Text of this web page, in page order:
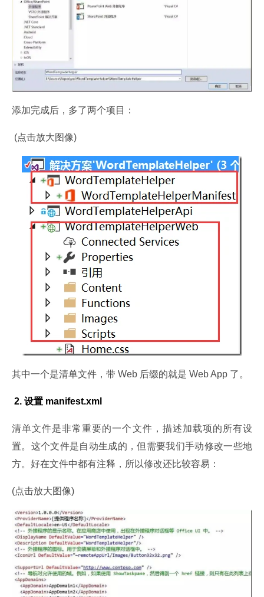
添加完成后，多了两个项目：
(点击放大图像)
其中一个是清单文件，带 Web 后缀的就是 Web App 了。
2. 设置 manifest.xml
清单文件是非常重要的一个文件，描述加载项的所有设
置。这个文件是自动生成的，但需要我们手动修改一些地
方。好在文件中都有注释，所以修改还比较容易：
(点击放大图像)